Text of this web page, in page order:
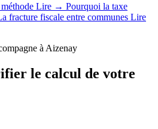
Lire → Pourquoi la taxe
fracture fiscale entre communes Lire
à Aizenay
le calcul de votre